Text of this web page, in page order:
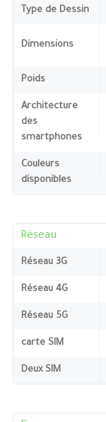
Type de Dessin
Dimensions
Poids
Architecture
des
smartphones
Couleurs
disponibles
Réseau
Réseau 3G
Réseau 4G
Réseau 5G
carte SIM
Deux SIM